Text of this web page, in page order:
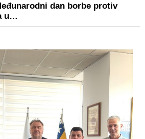
dan borbe protiv
u…